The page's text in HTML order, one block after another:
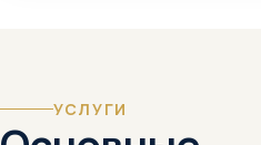
УСЛУГИ